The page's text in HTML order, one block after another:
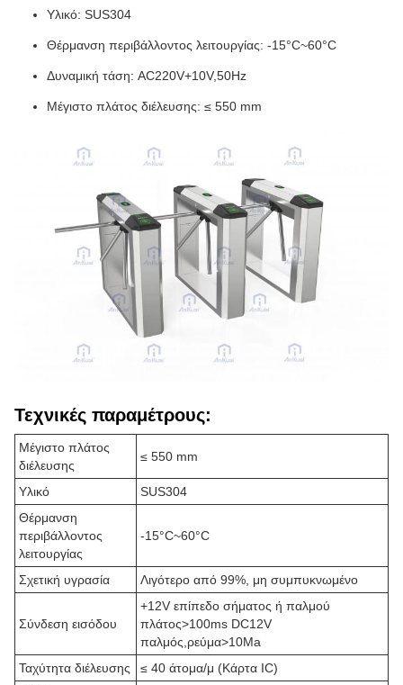
Υλικό: SUS304
Θέρμανση περιβάλλοντος λειτουργίας: -15°C~60°C
Δυναμική τάση: AC220V+10V,50Hz
Μέγιστο πλάτος διέλευσης: ≤ 550 mm
Τεχνικές παραμέτρους:
Μέγιστο πλάτος
διέλευσης
≤ 550 mm
Υλικό
SUS304
Θέρμανση
περιβάλλοντος
λειτουργίας
-15°C~60°C
Σχετική υγρασία Λιγότερο από 99%, μη συμπυκνωμένο
Σύνδεση εισόδου
+12V επίπεδο σήματος ή παλμού
πλάτος>100ms DC12V
παλμός,ρεύμα>10Ma
Ταχύτητα διέλευσης
≤ 40 άτομα/μ (Κάρτα IC)